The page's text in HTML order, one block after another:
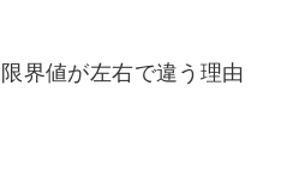
界値が左右で違う理由